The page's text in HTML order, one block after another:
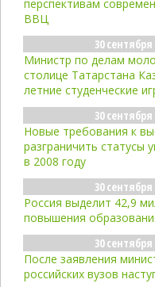
перспективам
ВВЦ
30 сентября
Министр по делам
столице Татарстана
летние студенческие
30 сентября
Новые требования к
разграничить статусы
в 2008 году
30 сентября
Россия выделит 42,9
повышения
30 сентября
После заявления
российских вузов